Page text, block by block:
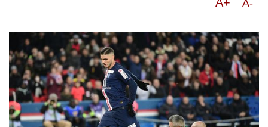
A-